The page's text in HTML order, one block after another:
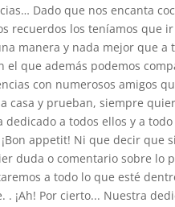
Dado que nos encanta
recuerdos los teníamos que
manera y nada mejor que a
el que además podemos
con numerosos amigos
casa y prueban, siempre
dedicado a todos ellos y a
appetit! Ni que decir que
duda o comentario sobre lo
a todo lo que esté
. ¡Ah! Por cierto... Nuestra